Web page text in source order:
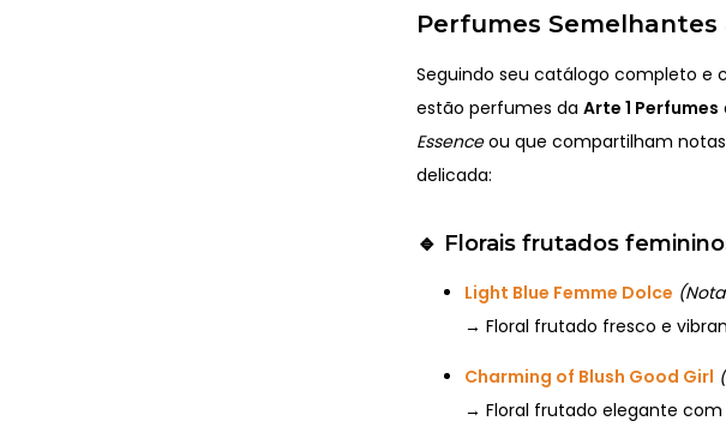
Perfumes Semelhantes
Seguindo seu catálogo completo e
estão perfumes da Arte 1 Perfumes
Essenceou que compartilham
delicada:
🔹 Florais frutados
Light Blue Femme Dolce
→ Floral frutado fresco e
Charming of Blush Good Girl
→ Floral frutado elegante